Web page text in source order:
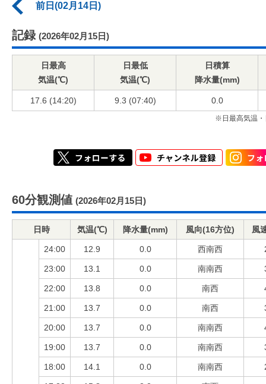
前日(02月14日)
記録 (2026年02月15日)
日最高
気温(℃)
日最低
気温(℃)
日積算
降水量(mm)
17.6 (14:20) 9.3 (07:40) 0.0
※日最高気温・
60分観測値 (2026年02月15日)
日時 気温(℃) 降水量(mm) 風向(16方位) 風
24:00 12.9 0.0 西南西
23:00 13.1 0.0 南南西
22:00 13.8 0.0 南西
21:00 13.7 0.0 南西
20:00 13.7 0.0 南南西
19:00 13.7 0.0 南南西
18:00 14.1 0.0 南南西